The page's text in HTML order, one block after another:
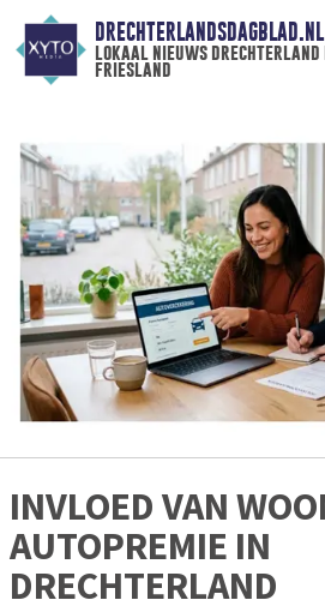
DRECHTERLANDSDAGBLAD.NL
lokaal nieuws drechterland
friesland
INVLOED VAN
AUTOPREMIE IN
DRECHTERLAND